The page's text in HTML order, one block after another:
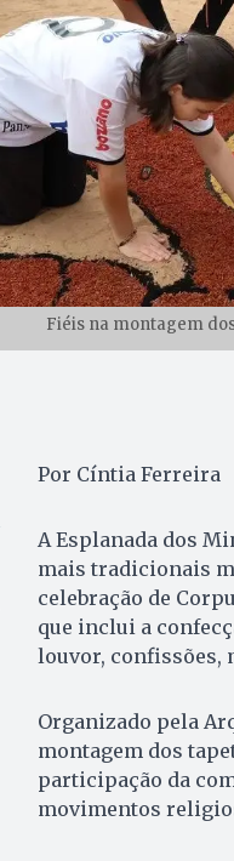
Fiéis na montagem
Por Cíntia Ferreira
A Esplanada dos
mais tradicionais
celebração de
que inclui a
louvor, confissões,
Organizado pela
montagem dos
participação da
movimentos